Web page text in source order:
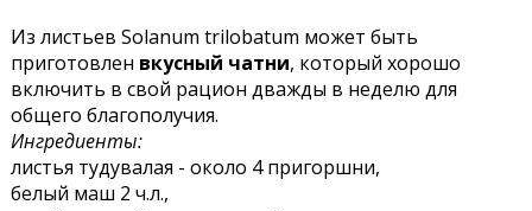
Из листьев Solanum trilobatum может быть
приготовлен вкусный чатни, который хорошо
включить в свой рацион дважды в неделю для
общего благополучия.
Ингредиенты:
листья тудувалая - около 4 пригоршни,
белый маш 2 ч.л.,